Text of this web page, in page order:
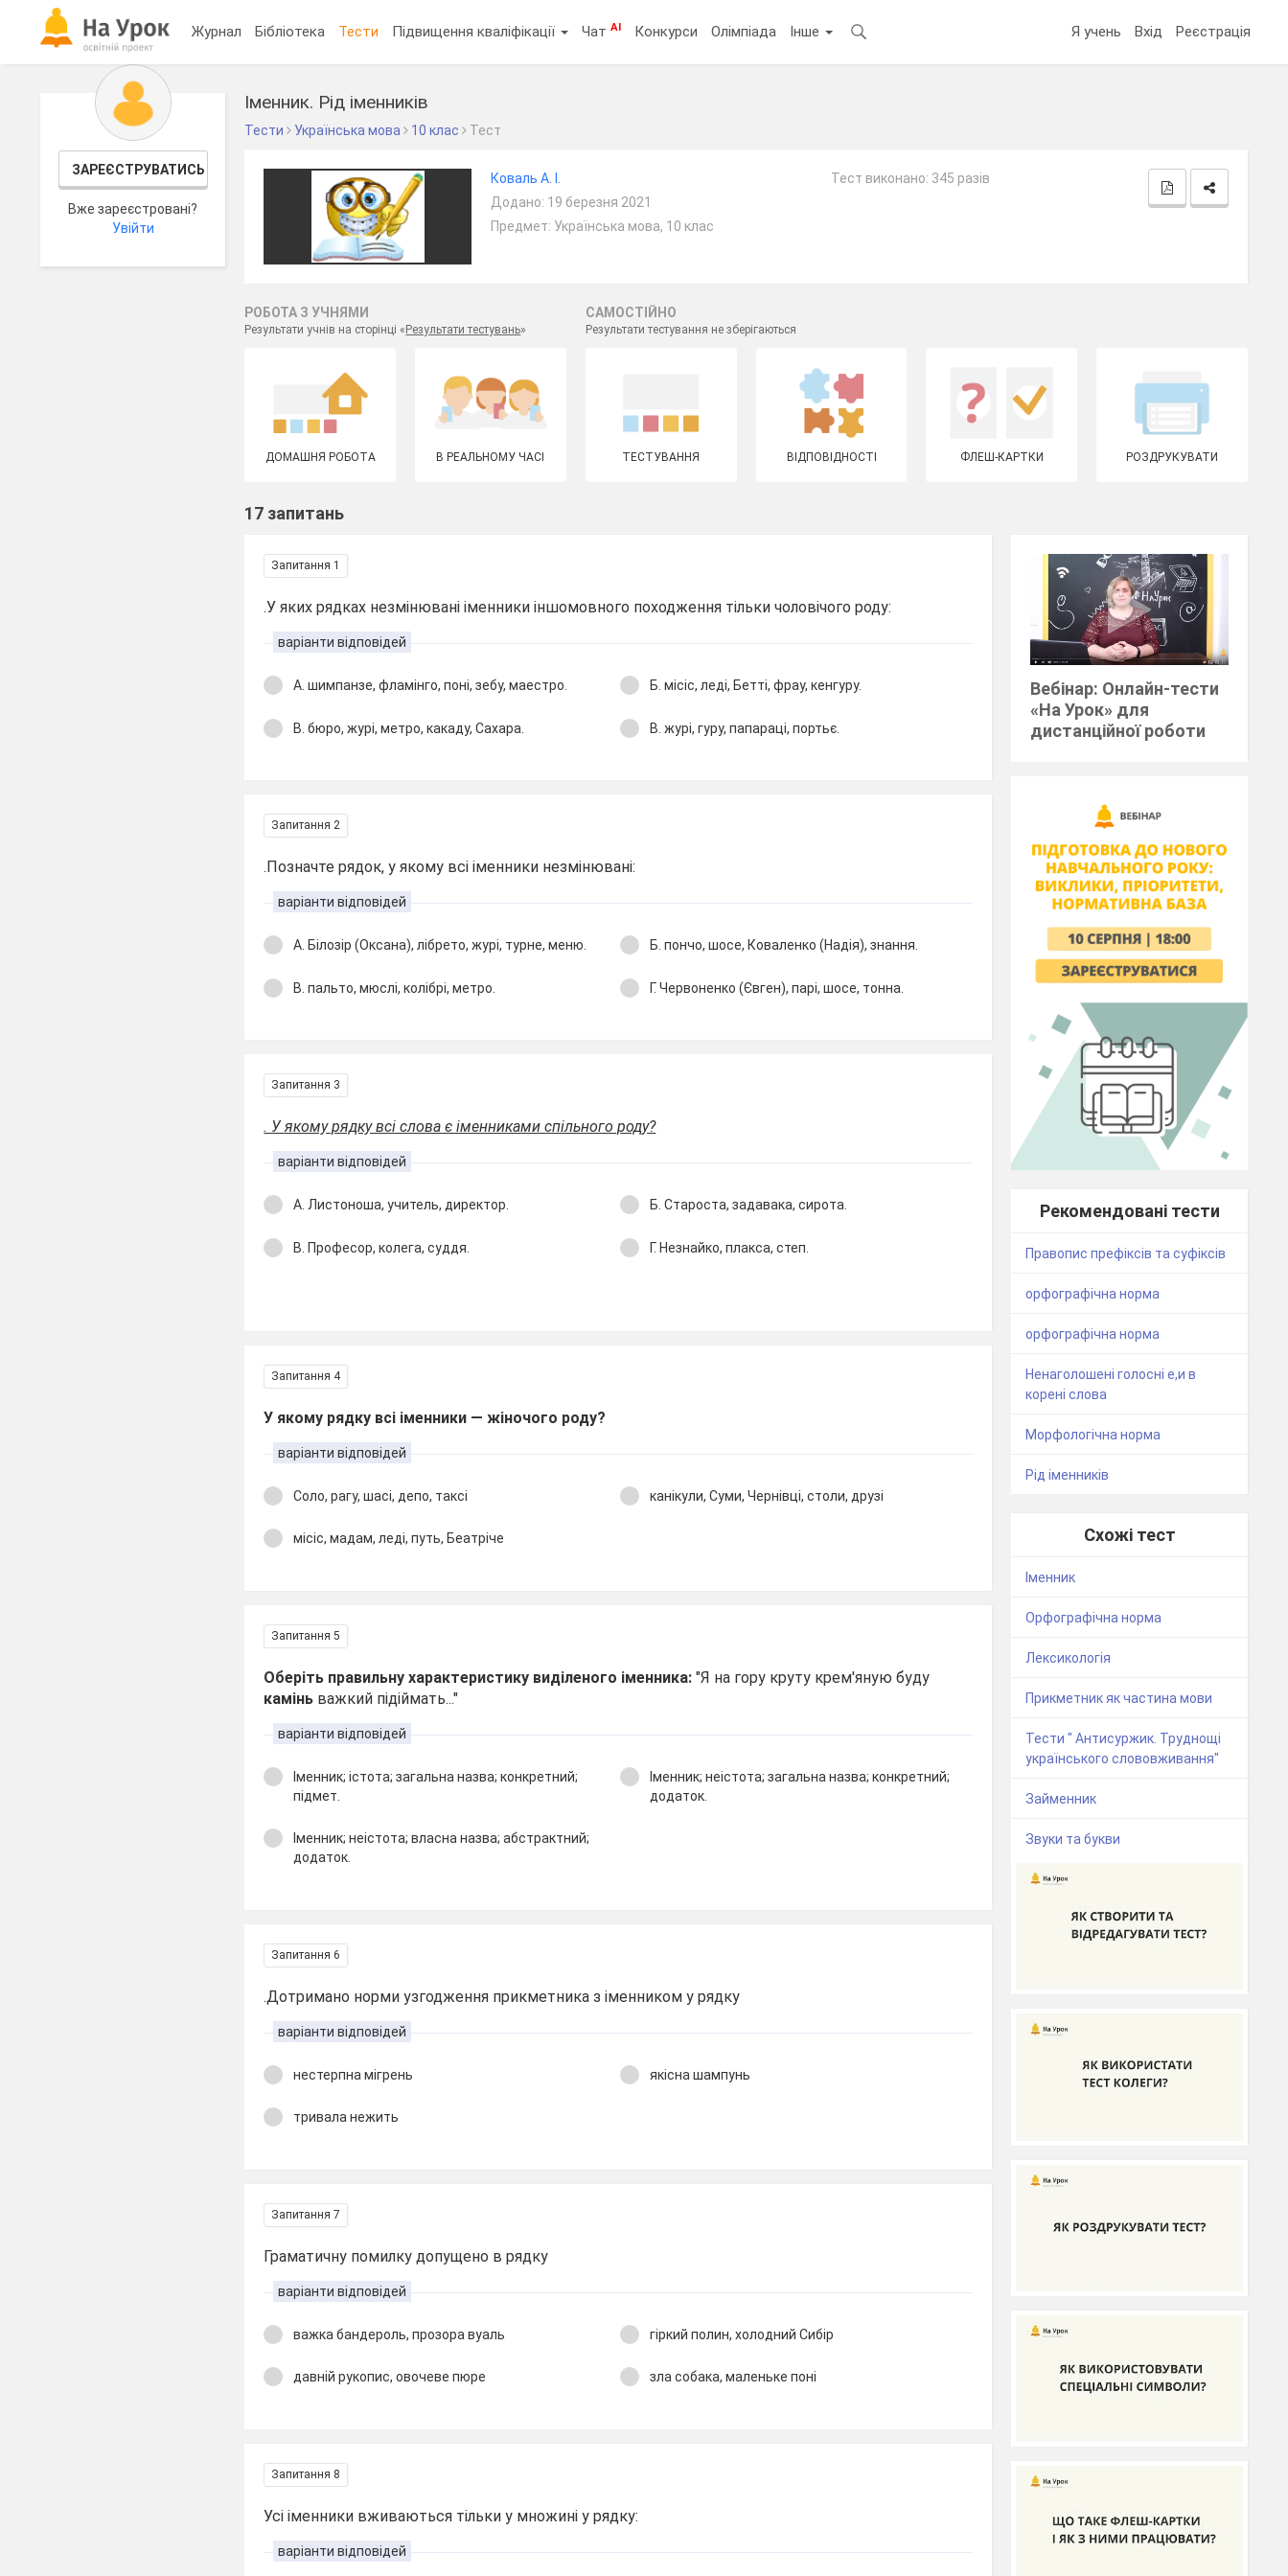
Журнал Бібліотека Тести Підвищення кваліфікації ЧатAI Конкурси Олімпіада Інше Я учень Вхід Реєстрація
ЗАРЕЄСТРУВАТИСЬ
Вже зареєстровані?
Увійти
Іменник. Рід іменників
Тести Українська мова 10 клас Тест
Коваль А. І.
Додано: 19 березня 2021
Предмет: Українська мова, 10 клас
Тест виконано: 345 разів
РОБОТА З УЧНЯМИ
Результати учнів на сторінці « Результати тестувань»
САМОСТІЙНО
Результати тестування не зберігаються
ДОМАШНЯ РОБОТА В РЕАЛЬНОМУ ЧАСІ ТЕСТУВАННЯ ВІДПОВІДНОСТІ ФЛЕШ-КАРТКИ РОЗДРУКУВАТИ
17 запитань
Запитання 1
.У яких рядках незмінювані іменники іншомовного походження тільки чоловічого роду:
варіанти відповідей
А. шимпанзе, фламінго, поні, зебу, маестро. Б. місіс, леді, Бетті, фрау, кенгуру.
В. бюро, журі, метро, какаду, Сахара. В. журі, гуру, папараці, портьє.
Запитання 2
.Позначте рядок, у якому всі іменники незмінювані:
варіанти відповідей
А. Білозір (Оксана), лібрето, журі, турне, меню. Б. пончо, шосе, Коваленко (Надія), знання.
В. пальто, мюслі, колібрі, метро. Г. Червоненко (Євген), парі, шосе, тонна.
Запитання 3
. У якому рядку всі слова є іменниками спільного роду?
варіанти відповідей
А. Листоноша, учитель, директор. Б. Староста, задавака, сирота.
В. Професор, колега, суддя. Г. Незнайко, плакса, степ.
Запитання 4
У якому рядку всі іменники — жіночого роду?
варіанти відповідей
Соло, рагу, шасі, депо, таксі канікули, Суми, Чернівці, столи, друзі
місіс, мадам, леді, путь, Беатріче
Запитання 5
Оберіть правильну характеристику виділеного іменника:"Я на гору круту крем'яную буду
камінь важкий підіймать..."
варіанти відповідей
Іменник; істота; загальна назва; конкретний;
підмет.
Іменник; неістота; загальна назва; конкретний;
додаток.
Іменник; неістота; власна назва; абстрактний;
додаток.
Запитання 6
.Дотримано норми узгодження прикметника з іменником у рядку
варіанти відповідей
нестерпна мігрень якісна шампунь
тривала нежить
Запитання 7
Граматичну помилку допущено в рядку
варіанти відповідей
важка бандероль, прозора вуаль гіркий полин, холодний Сибір
давній рукопис, овочеве пюре зла собака, маленьке поні
Запитання 8
Усі іменники вживаються тільки у множині у рядку:
варіанти відповідей
Вебінар: Онлайн-тести
«На Урок» для
дистанційної роботи
Рекомендовані тести
Правопис префіксів та суфіксів
орфографічна норма
орфографічна норма
Ненаголошені голосні е,и в
корені слова
Морфологічна норма
Рід іменників
Схожі тест
Іменник
Орфографічна норма
Лексикологія
Прикметник як частина мови
Тести " Антисуржик. Труднощі
українського слововживання"
Займенник
Звуки та букви